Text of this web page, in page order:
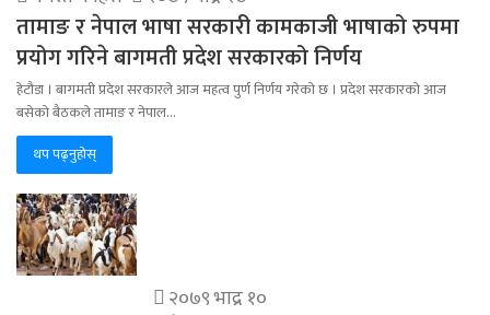
तामाङ र नेपाल भाषा सरकारी कामकाजी भाषाको रुपमा
प्रयोग गरिने बागमती प्रदेश सरकारको निर्णय
हेटौडा । बागमती प्रदेश सरकारले आज महत्व पुर्ण निर्णय गरेको छ । प्रदेश सरकारको आज
बसेको बैठकले तामाङ र नेपाल…
थप पढ्नुहोस्
२०७९ भाद्र १०